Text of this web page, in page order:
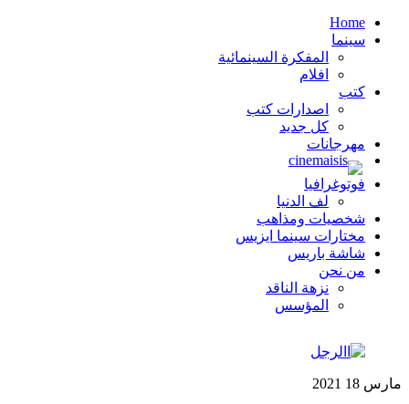
Home
سينما
المفكرة السينمائية
افلام
كتب
اصدارات كتب
كل جديد
مهرجانات
فوتوغرافيا
لف الدنيا
شخصيات ومذاهب
مختارات سينما ايزيس
شاشة باريس
من نحن
نزهة الناقد
المؤسس
مارس 18
2021